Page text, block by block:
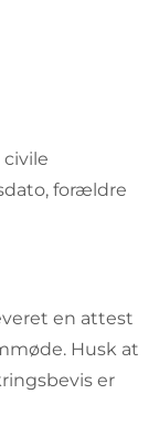
forældre
en attest
Husk at
er